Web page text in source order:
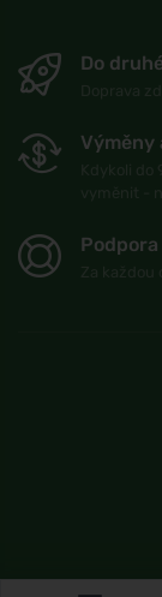
Do
Výměny